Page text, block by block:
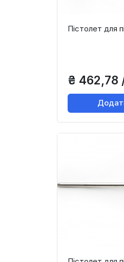
Пістолет для
₴ 462,78